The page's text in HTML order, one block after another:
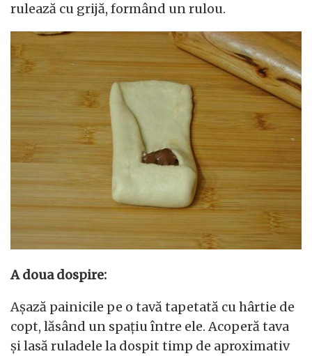
rulează cu grijă, formând un rulou.
A doua dospire:
Așază painicile pe o tavă tapetată cu hârtie de
copt, lăsând un spațiu între ele. Acoperă tava
și lasă ruladele la dospit timp de aproximativ